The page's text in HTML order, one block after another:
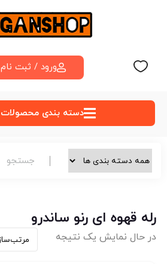
ورود / ثبت نام
دسته‌ بندی محصولات
رله قهوه ای رنو ساندرو
در حال نمایش یک نتیجه